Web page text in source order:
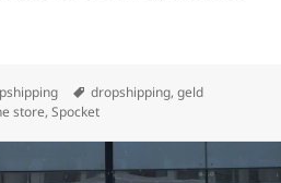
Schlagwörter
dropshipping,geld
store,Spocket